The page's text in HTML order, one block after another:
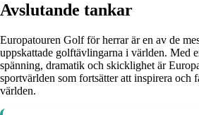
Avslutande tankar
Europatouren Golf för herrar är en av de
uppskattade golftävlingarna i världen. Med
spänning, dramatik och skicklighet är
sportvärlden som fortsätter att inspirera och
världen.